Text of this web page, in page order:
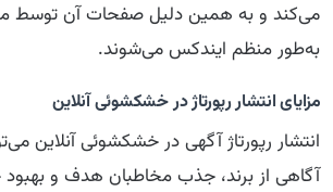
می‌کند و به همین دلیل صفحات آن توسط
به‌طور منظم ایندکس می‌شوند.
مزایای انتشار رپورتاژ در خشكشوئی آنلاین
انتشار رپورتاژ آگهی در خشكشوئی آنلاین
آگاهی از برند، جذب مخاطبان هدف و بهبود